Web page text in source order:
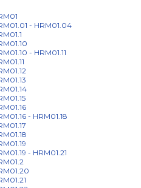
- HRM01.04
- HRM01.11
- HRM01.18
- HRM01.21